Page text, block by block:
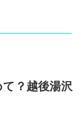
？越後湯沢